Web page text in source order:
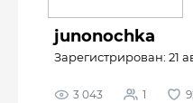
junonochka
Зарегистрирован: 21
3 043 1